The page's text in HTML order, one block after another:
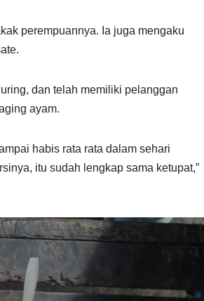
perempuannya. Ia juga mengaku
dan telah memiliki pelanggan
ayam.
habis rata rata dalam sehari
itu sudah lengkap sama ketupat,”